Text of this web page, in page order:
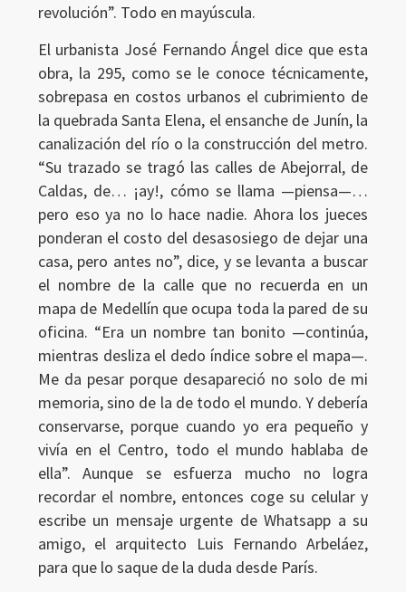
revolución”. Todo en mayúscula.
El urbanista José Fernando Ángel dice que esta
obra, la 295, como se le conoce técnicamente,
sobrepasa en costos urbanos el cubrimiento de
la quebrada Santa Elena, el ensanche de Junín, la
canalización del río o la construcción del metro.
“Su trazado se tragó las calles de Abejorral, de
Caldas, de… ¡ay!, cómo se llama —piensa—…
pero eso ya no lo hace nadie. Ahora los jueces
ponderan el costo del desasosiego de dejar una
casa, pero antes no”, dice, y se levanta a buscar
el nombre de la calle que no recuerda en un
mapa de Medellín que ocupa toda la pared de su
oficina. “Era un nombre tan bonito —continúa,
mientras desliza el dedo índice sobre el mapa—.
Me da pesar porque desapareció no solo de mi
memoria, sino de la de todo el mundo. Y debería
conservarse, porque cuando yo era pequeño y
vivía en el Centro, todo el mundo hablaba de
ella”. Aunque se esfuerza mucho no logra
recordar el nombre, entonces coge su celular y
escribe un mensaje urgente de Whatsapp a su
amigo, el arquitecto Luis Fernando Arbeláez,
para que lo saque de la duda desde París.
Ingresar